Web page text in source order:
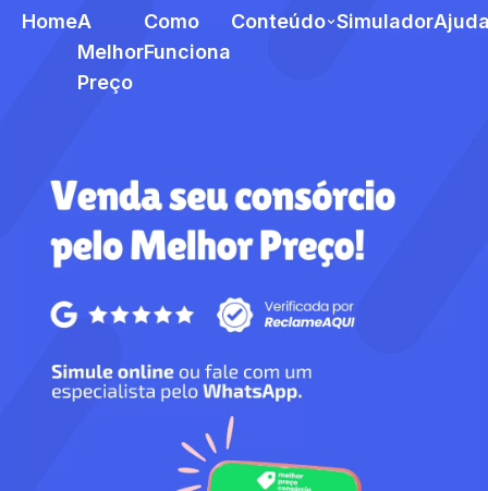
HomeA
Melhor
Preço
Como
Funciona
Conteúdo Simulador